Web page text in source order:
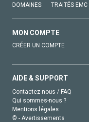
DOMAINES TRAITÉS EMC
MON COMPTE
CRÉER UN COMPTE
AIDE & SUPPORT
Contactez-nous / FAQ
Qui sommes-nous ?
Mentions légales
© - Avertissements